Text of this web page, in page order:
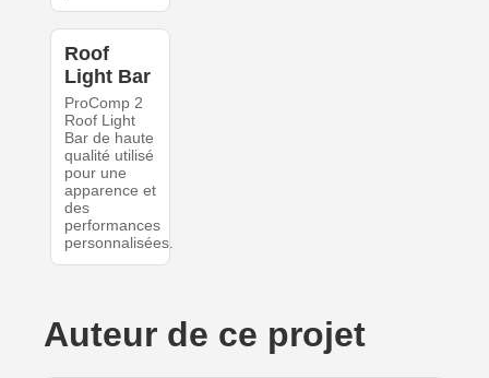
Roof
Light Bar
ProComp 2
Roof Light
Bar de haute
qualité utilisé
pour une
apparence et
des
performances
personnalisées.
Auteur de ce projet